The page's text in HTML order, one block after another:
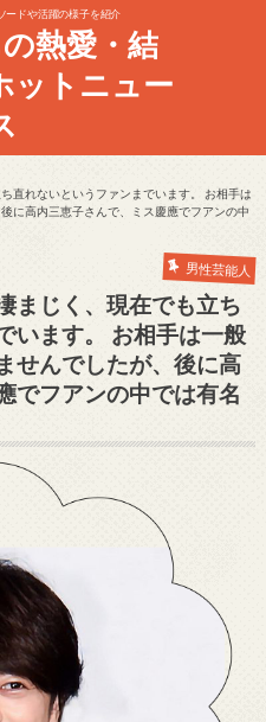
ードや活躍の様子を紹介
熱愛・結
ットニュー
直れないというファンまでいます。 お相手は
に高内三恵子さんで、ミス慶應でフアンの中
男性芸能人
まじく、現在でも立ち
います。 お相手は一般
せんでしたが、後に高
でフアンの中では有名